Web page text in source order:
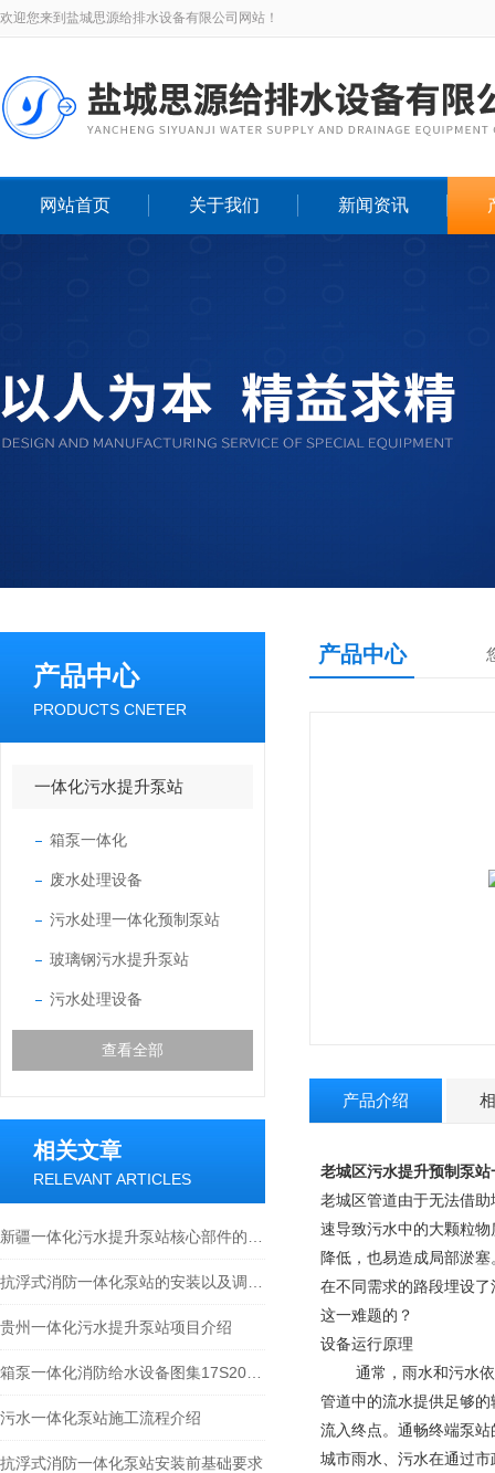
欢迎您来到盐城思源给排水设备有限公司网站！
网站首页 关于我们 新闻资讯
产品中心
PRODUCTS CNETER
一体化污水提升泵站
箱泵一体化
废水处理设备
污水处理一体化预制泵站
玻璃钢污水提升泵站
污水处理设备
查看全部
相关文章
RELEVANT ARTICLES
贵州一体化污水提升泵站项目介绍
污水一体化泵站施工流程介绍
抗浮式消防一体化泵站安装前基础要求
产品中心
产品介绍
老城区污水提升预制泵站
老城区管道由于无法借
速导致污水中的大颗粒
降低，也易造成局部淤
在不同需求的路段埋设
这一难题的？
设备运行原理
通常，雨水和污水依
管道中的流水提供足够
流入终点。通畅终端泵
城市雨水、污水在通过